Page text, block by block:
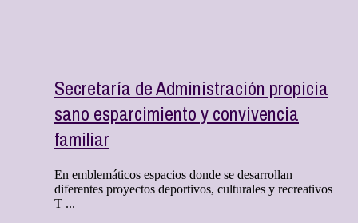
Secretaría de Administración propicia
sano esparcimiento y convivencia
familiar
En emblemáticos espacios donde se desarrollan
diferentes proyectos deportivos, culturales y recreativos
T ...